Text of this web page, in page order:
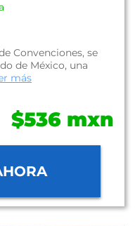
Convenciones, se
de México, una
más
$536 mxn